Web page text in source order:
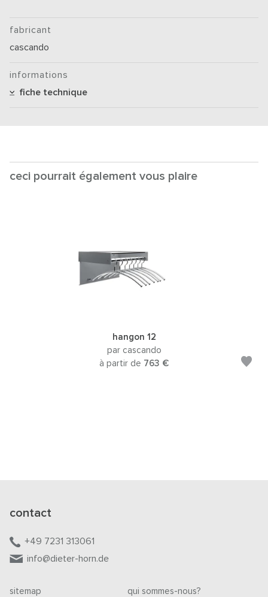
fabricant
cascando
informations
fiche technique
ceci pourrait également vous plaire
hangon 12
par cascando
à partir de 763 €
contact
+49 7231 313061
info@dieter-horn.de
sitemap
qui sommes-nous?